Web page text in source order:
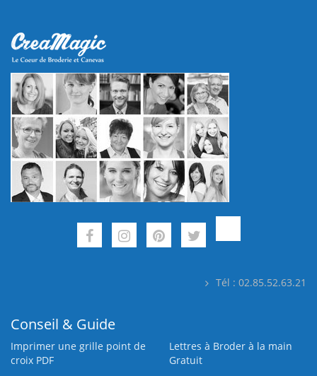
Tél : 02.85.52.63.21
Conseil & Guide
Imprimer une grille point de
croix PDF
Lettres à Broder à la main
Gratuit